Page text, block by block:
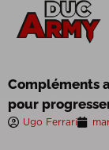
Compléments
pour
Ugo Ferrari
Panneau de gestion